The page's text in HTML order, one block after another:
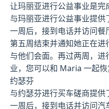
让玛丽亚进行公益事业是完
与玛丽亚进行公益事业提供
一周后，接到电话并访问
第五周结束并通知她正在
与他们会面。再过两周，
业，您可以和 Maria 一起恢
约瑟芬
与约瑟芬进行买车磋商提供
一周后，接到电话并访问